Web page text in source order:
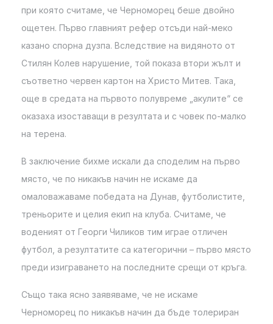
при която считаме, че Черноморец беше двойно
ощетен. Първо главният рефер отсъди най-меко
казано спорна дузпа. Вследствие на видяното от
Стилян Колев нарушение, той показа втори жълт и
съответно червен картон на Христо Митев. Така,
още в средата на първото полувреме „акулите“ се
оказаха изоставащи в резултата и с човек по-малко
на терена.
В заключение бихме искали да споделим на първо
място, че по никакъв начин не искаме да
омаловажаваме победата на Дунав, футболистите,
треньорите и целия екип на клуба. Считаме, че
воденият от Георги Чиликов тим играе отличен
футбол, а резултатите са категорични – първо място
преди изиграването на последните срещи от кръга.
Също така ясно заявяваме, че не искаме
Черноморец по никакъв начин да бъде толериран